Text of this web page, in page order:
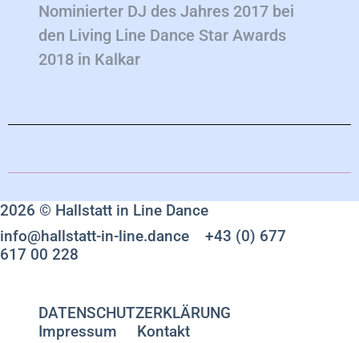
Nominierter DJ des Jahres 2017 bei
den Living Line Dance Star Awards
2018 in Kalkar
2026 © Hallstatt in Line Dance
info@hallstatt-in-line.dance
+43 (0) 677
617 00 228
DATENSCHUTZERKLÄRUNG
Impressum
Kontakt